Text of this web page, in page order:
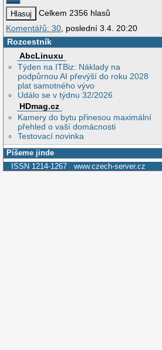
Celkem 2356 hlasů
Komentářů: 30 , poslední 3.4. 20:20
Rozcestník
AbcLinuxu
Týden na ITBiz: Náklady na
podpůrnou AI převýší do roku 2028
plat samotného vývo
Událo se v týdnu 32/2026
HDmag.cz
Kamery do bytu přinesou maximální
přehled o vaší domácnosti
Testovací novinka
Píšeme jinde
ISSN 1214-1267 www.czech-server.cz